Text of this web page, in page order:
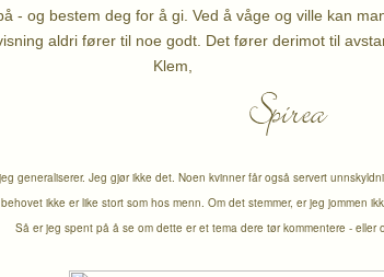
- og bestem deg for å gi. Ved å våge og ville kan
aldri fører til noe godt. Det fører derimot til
generaliserer. Jeg gjør ikke det. Noen kvinner får også servert
ikke er like stort som hos menn. Om det stemmer, er jeg jommen
Så er jeg spent på å se om dette er et tema dere tør kommentere -